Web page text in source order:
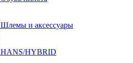
Шлемы и аксессуары
HANS/HYBRID